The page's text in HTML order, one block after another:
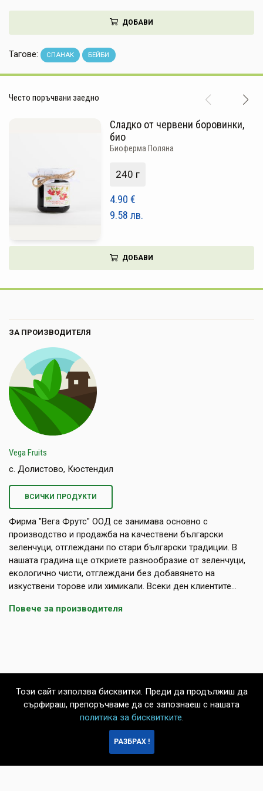
НАПИТКИ
ЗА ДОМА
ДОСТАВКА И ПЛАЩАНЕ
КАЧЕСТВО
ДОБАВИ
Тагове: СПАНАК БЕЙБИ
Често поръчвани заедно
Сладко от червени боровинки,
био
Биоферма Поляна
240 г
4.90 €
9.58 лв.
ДОБАВИ
ЗА ПРОИЗВОДИТЕЛЯ
Vega Fruits
с. Долистово, Кюстендил
ВСИЧКИ ПРОДУКТИ
Фирма "Вега Фрутс" ООД се занимава основно с
производство и продажба на качествени български
зеленчуци, отглеждани по стари български традиции. В
нашата градина ще откриете разнообразие от зеленчуци,
екологично чисти, отглеждани без добавянето на
изкуствени торове или химикали. Всеки ден клиентите...
Повече за производителя
Този сайт използва бисквитки. Преди да продължиш да
сърфираш, препоръчваме да се запознаеш с нашата
политика за бисквитките.
РАЗБРАХ !